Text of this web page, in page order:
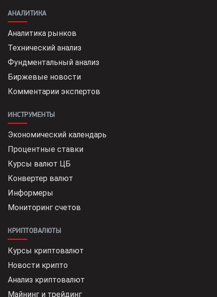
АНАЛИТИКА
Аналитика рынков
Технический анализ
Фундментальный анализ
Биржевые новости
Комментарии экспертов
ИНСТРУМЕНТЫ
Экономический календарь
Процентные ставки
Курсы валют ЦБ
Конвертер валют
Информеры
Мониторинг счетов
КРИПТОВАЛЮТЫ
Курсы криптовалют
Новости крипто
Анализ криптовалют
Майнинг и трейдинг